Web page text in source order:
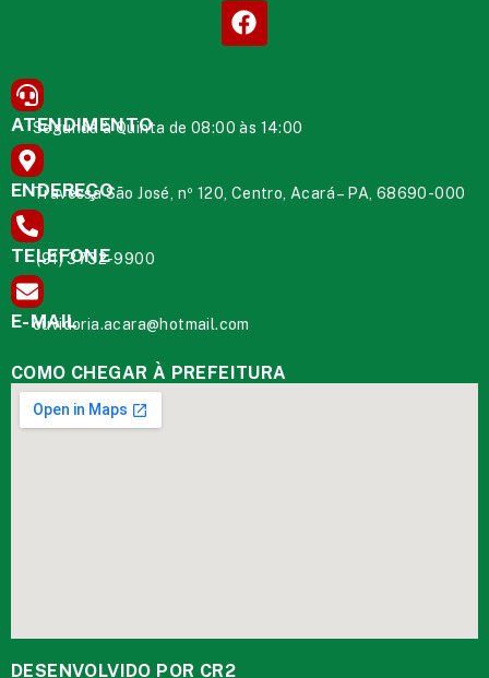
ATENDIMENTO
Segunda à Quinta de 08:00 às 14:00
ENDEREÇO
Travessa São José, nº 120, Centro, Acará – PA, 68690-000
TELEFONE
(91) 3732-9900
E-MAIL
ouvidoria.acara@hotmail.com
COMO CHEGAR À PREFEITURA
DESENVOLVIDO POR CR2